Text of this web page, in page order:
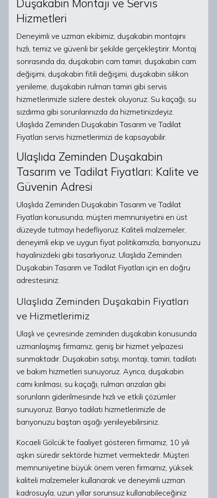
Duşakabin Montajı ve Servis
Hizmetleri
Deneyimli ve uzman ekibimiz, duşakabin montajını
hızlı, temiz ve güvenli bir şekilde gerçekleştirir. Montaj
sonrasında da, duşakabin cam tamiri, duşakabin cam
değişimi, duşakabin fitili değişimi, duşakabin silikon
yenileme, duşakabin rulman tamiri gibi servis
hizmetlerimizle sizlere destek oluyoruz. Su kaçağı, su
sızdırma gibi sorunlarınızda da hizmetinizdeyiz.
Ulaşlıda Zeminden Duşakabin Tasarım ve Tadilat
Fiyatları servis hizmetlerimizi de kapsayabilir.
Ulaşlıda Zeminden Duşakabin
Tasarım ve Tadilat Fiyatları: Kalite ve
Güvenin Adresi
Ulaşlıda Zeminden Duşakabin Tasarım ve Tadilat
Fiyatları konusunda, müşteri memnuniyetini en üst
düzeyde tutmayı hedefliyoruz. Kaliteli malzemeler,
deneyimli ekip ve uygun fiyat politikamızla, banyonuzu
hayalinizdeki gibi tasarlıyoruz. Ulaşlıda Zeminden
Duşakabin Tasarım ve Tadilat Fiyatları için en doğru
adrestesiniz.
Ulaşlıda Zeminden Duşakabin Fiyatları
ve Hizmetlerimiz
Ulaşlı ve çevresinde zeminden duşakabin konusunda
uzmanlaşmış firmamız, geniş bir hizmet yelpazesi
sunmaktadır. Duşakabin satışı, montajı, tamiri, tadilatı
ve bakım hizmetleri sunuyoruz. Ayrıca, duşakabin
camı kırılması, su kaçağı, rulman arızaları gibi
sorunların giderilmesinde hızlı ve etkili çözümler
sunuyoruz. Banyo tadilatı hizmetlerimizle de
banyonuzu baştan aşağı yenileyebilirsiniz.
Kocaeli Gölcük’te faaliyet gösteren firmamız, 10 yılı
aşkın süredir sektörde hizmet vermektedir. Müşteri
memnuniyetine büyük önem veren firmamız, yüksek
kaliteli malzemeler kullanarak ve deneyimli uzman
kadrosuyla, uzun yıllar sorunsuz kullanabileceğiniz